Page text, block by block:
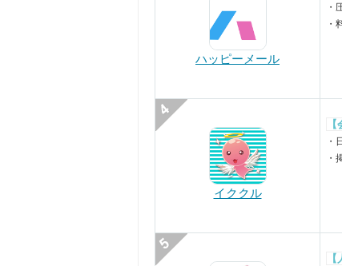
ハッピーメール
・
・
イククル
・
・